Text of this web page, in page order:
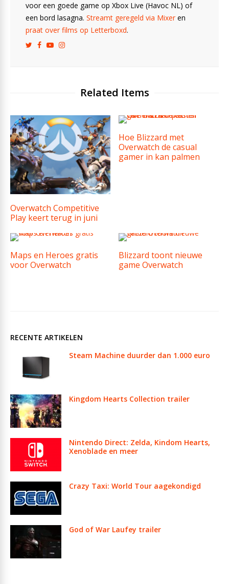
voor een goede game op Xbox Live (Havoc NL) of
een bord lasagna. Streamt geregeld via Mixeren
praat over films op Letterboxd.
Related Items
Overwatch Competitive
Play keert terug in juni
Hoe Blizzard met
Overwatch de casual
gamer in kan palmen
Maps en Heroes gratis
voor Overwatch
Blizzard toont nieuwe
game Overwatch
RECENTE ARTIKELEN
Steam Machine duurder dan 1.000 euro
Kingdom Hearts Collection trailer
Nintendo Direct: Zelda, Kindom Hearts,
Xenoblade en meer
Crazy Taxi: World Tour aagekondigd
God of War Laufey trailer